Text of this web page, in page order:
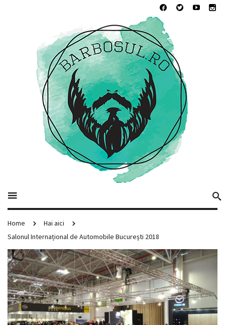
Home
Hai aici
Salonul Internațional de Automobile București 2018